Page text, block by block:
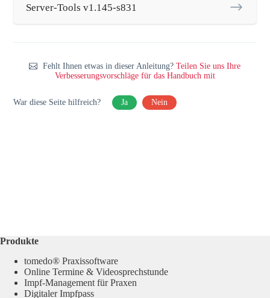
Server-Tools v1.145-s831
Fehlt Ihnen etwas in dieser Anleitung?Teilen Sie uns Ihre
Verbesserungsvorschläge für das Handbuch mit
War diese Seite hilfreich? Ja Nein
Produkte
tomedo® Praxissoftware
Online Termine & Videosprechstunde
Impf-Management für Praxen
Digitaler Impfpass